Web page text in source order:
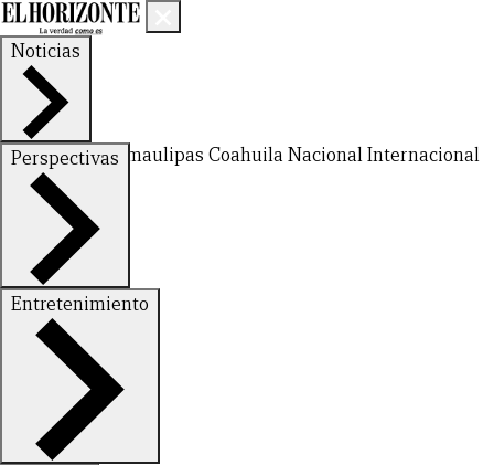
Noticias
Nuevo LeónTamaulipas Coahuila NacionalInternacional
Perspectivas
FinanzasOpinión
Entretenimiento